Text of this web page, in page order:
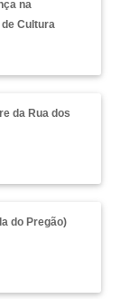
na
Cultura
da Rua dos
do Pregão)